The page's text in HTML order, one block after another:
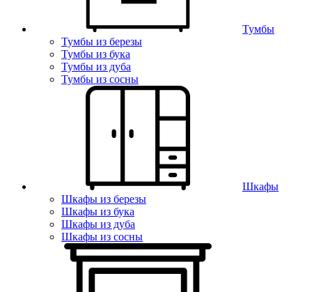
Тумбы
Тумбы из березы
Тумбы из бука
Тумбы из дуба
Тумбы из сосны
Шкафы
Шкафы из березы
Шкафы из бука
Шкафы из дуба
Шкафы из сосны